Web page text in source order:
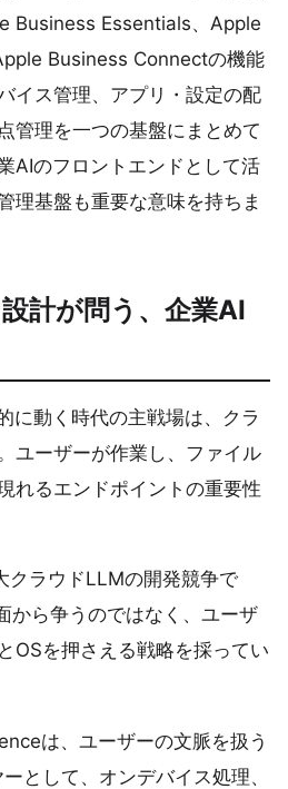
Business Essentials、Apple
Business Connectの機能
イス管理、アプリ・設定の配
管理を一つの基盤にまとめて
AIのフロントエンドとして活
理基盤も重要な意味を持ちま
計が問う、企業AI
に動く時代の主戦場は、クラ
ユーザーが作業し、ファイル
れるエンドポイントの重要性
クラウドLLMの開発競争で
から争うのではなく、ユーザ
OSを押さえる戦略を採ってい
は、ユーザーの文脈を扱う
として、オンデバイス処理、